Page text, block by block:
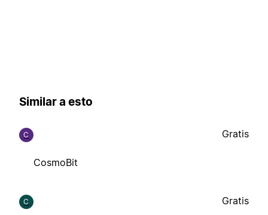
Similar a esto
C
CosmoBit
Gratis
C Gratis